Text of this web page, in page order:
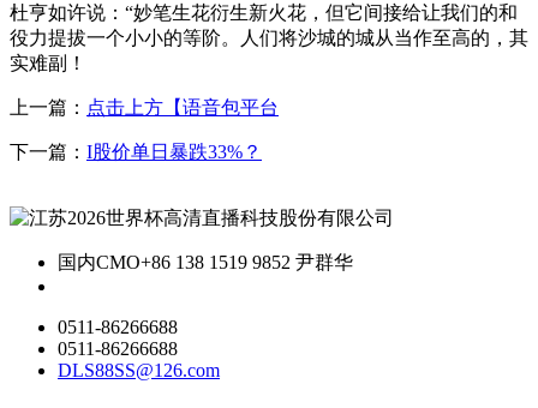
杜亨如许说：“妙笔生花衍生新火花，但它间接给让我们的和
役力提拔一个小小的等阶。人们将沙城的城从当作至高的，其
实难副！
上一篇： 点击上方【语音包平台
下一篇： I股价单日暴跌33%？
国内CMO+86 138 1519 9852 尹群华
0511-86266688
0511-86266688
DLS88SS@126.com